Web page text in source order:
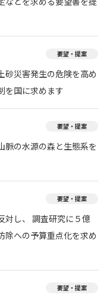
要望・提案
砂災害発生の危険を高め
を国に求めます
要望・提案
脈の水源の森と生態系を
要望・提案
対し、 調査研究に５億
除への予算重点化を求め
要望・提案